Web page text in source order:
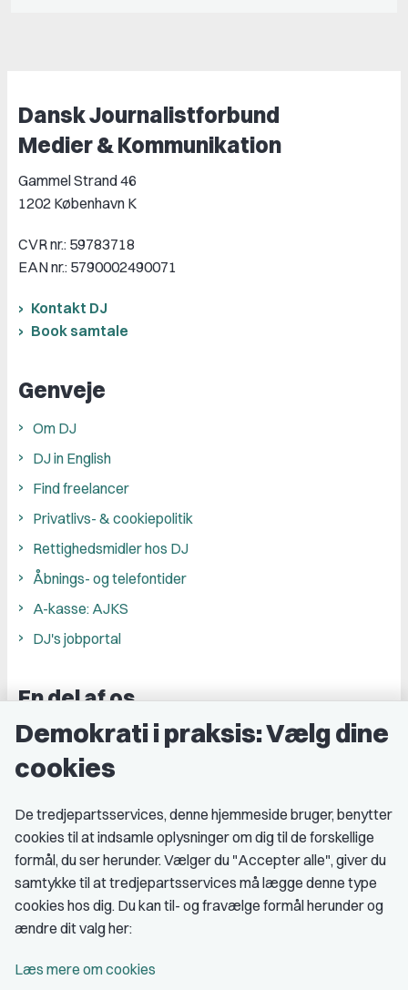
Dansk Journalistforbund
Medier & Kommunikation
Gammel Strand 46
1202 København K
CVR nr.: 59783718
EAN nr.: 5790002490071
Kontakt DJ
Book samtale
Genveje
Om DJ
DJ in English
Find freelancer
Privatlivs- & cookiepolitik
Rettighedsmidler hos DJ
Åbnings- og telefontider
A-kasse: AJKS
DJ's jobportal
En del af os
Grupper og kredse
Studenterorganisationer
Medlemskab
Fordele som medlem
Kontingent
Demokrati i praksis: Vælg dine
cookies
De tredjepartsservices, denne hjemmeside bruger, benytter
cookies til at indsamle oplysninger om dig til de forskellige
formål, du ser herunder. Vælger du "Accepter alle", giver du
samtykke til at tredjepartsservices må lægge denne type
cookies hos dig. Du kan til- og fravælge formål herunder og
ændre dit valg her:
Læs mere om cookies